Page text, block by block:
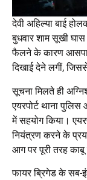
देवी अहिल्या बाई
बुधवार शाम सूखी
फैलने के कारण
दिखाई देने लगीं,
सूचना मिलते ही
एयरपोर्ट थाना
में सहयोग किया।
नियंत्रण करने के
आग पर पूरी तरह काबू
फायर ब्रिगेड के सब-